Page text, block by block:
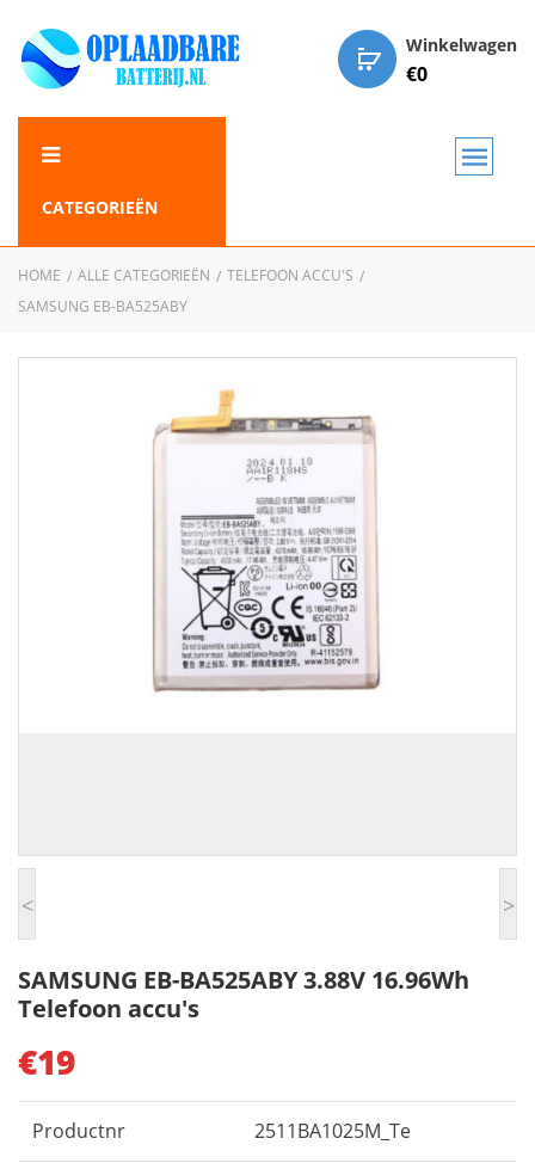
Winkelwagen
€0
CATEGORIEËN
HOME ALLE CATEGORIEËN
TELEFOON ACCU'S
SAMSUNG EB-BA525ABY
< >
SAMSUNG EB-BA525ABY 3.88V 16.96Wh
Telefoon accu's
€19
Productnr 2511BA1025M_Te